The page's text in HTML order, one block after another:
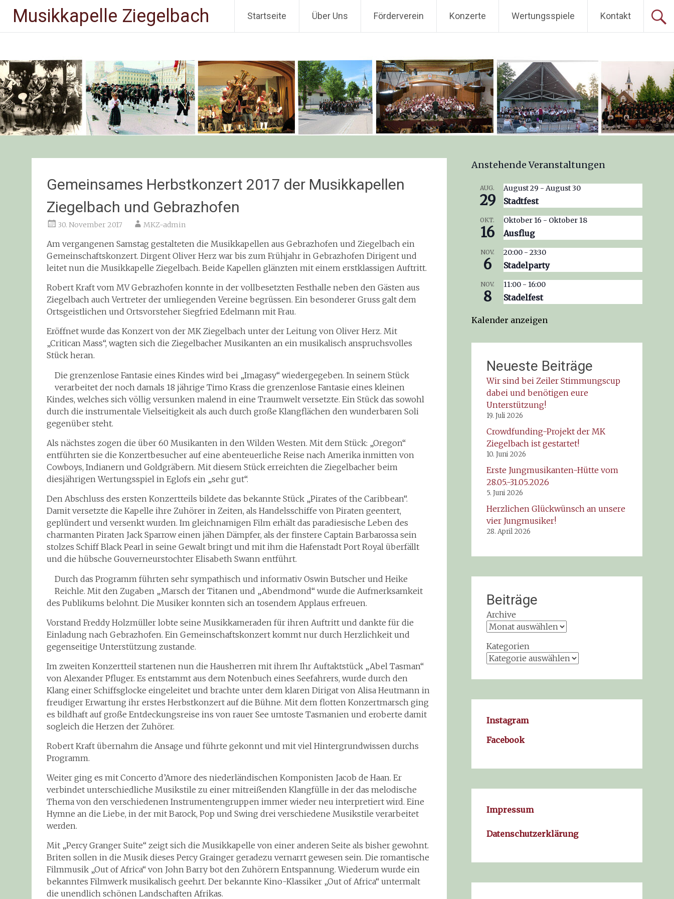
Musikkapelle Ziegelbach Startseite Über Uns Förderverein Konzerte Wertungsspiele Kontakt
Gemeinsames Herbstkonzert 2017 der Musikkapellen
Ziegelbach und Gebrazhofen
30. November 2017 MKZ-admin
Am vergangenen Samstag gestalteten die Musikkapellen aus Gebrazhofen und Ziegelbach ein
Gemeinschaftskonzert. Dirgent Oliver Herz war bis zum Frühjahr in Gebrazhofen Dirigent und
leitet nun die Musikkapelle Ziegelbach. Beide Kapellen glänzten mit einem erstklassigen Auftritt.
Robert Kraft vom MV Gebrazhofen konnte in der vollbesetzten Festhalle neben den Gästen aus
Ziegelbach auch Vertreter der umliegenden Vereine begrüssen. Ein besonderer Gruss galt dem
Ortsgeistlichen und Ortsvorsteher Siegfried Edelmann mit Frau.
Eröffnet wurde das Konzert von der MK Ziegelbach unter der Leitung von Oliver Herz. Mit
„Critican Mass“, wagten sich die Ziegelbacher Musikanten an ein musikalisch anspruchsvolles
Stück heran.
Die grenzenlose Fantasie eines Kindes wird bei „Imagasy“ wiedergegeben. In seinem Stück
verarbeitet der noch damals 18 jährige Timo Krass die grenzenlose Fantasie eines kleinen
Kindes, welches sich völlig versunken malend in eine Traumwelt versetzte. Ein Stück das sowohl
durch die instrumentale Vielseitigkeit als auch durch große Klangflächen den wunderbaren Soli
gegenüber steht.
Als nächstes zogen die über 60 Musikanten in den Wilden Westen. Mit dem Stück: „Oregon“
entführten sie die Konzertbesucher auf eine abenteuerliche Reise nach Amerika inmitten von
Cowboys, Indianern und Goldgräbern. Mit diesem Stück erreichten die Ziegelbacher beim
diesjährigen Wertungsspiel in Eglofs ein „sehr gut“.
Den Abschluss des ersten Konzertteils bildete das bekannte Stück „Pirates of the Caribbean“.
Damit versetzte die Kapelle ihre Zuhörer in Zeiten, als Handelsschiffe von Piraten geentert,
geplündert und versenkt wurden. Im gleichnamigen Film erhält das paradiesische Leben des
charmanten Piraten Jack Sparrow einen jähen Dämpfer, als der finstere Captain Barbarossa sein
stolzes Schiff Black Pearl in seine Gewalt bringt und mit ihm die Hafenstadt Port Royal überfällt
und die hübsche Gouverneurstochter Elisabeth Swann entführt.
Durch das Programm führten sehr sympathisch und informativ Oswin Butscher und Heike
Reichle. Mit den Zugaben „Marsch der Titanen und „Abendmond“ wurde die Aufmerksamkeit
des Publikums belohnt. Die Musiker konnten sich an tosendem Applaus erfreuen.
Vorstand Freddy Holzmüller lobte seine Musikkameraden für ihren Auftritt und dankte für die
Einladung nach Gebrazhofen. Ein Gemeinschaftskonzert kommt nur durch Herzlichkeit und
gegenseitige Unterstützung zustande.
Im zweiten Konzertteil startenen nun die Hausherren mit ihrem Ihr Auftaktstück „Abel Tasman“
von Alexander Pfluger. Es entstammt aus dem Notenbuch eines Seefahrers, wurde durch den
Klang einer Schiffsglocke eingeleitet und brachte unter dem klaren Dirigat von Alisa Heutmann in
freudiger Erwartung ihr erstes Herbstkonzert auf die Bühne. Mit dem flotten Konzertmarsch ging
es bildhaft auf große Entdeckungsreise ins von rauer See umtoste Tasmanien und eroberte damit
sogleich die Herzen der Zuhörer.
Robert Kraft übernahm die Ansage und führte gekonnt und mit viel Hintergrundwissen durchs
Programm.
Weiter ging es mit Concerto d’Amore des niederländischen Komponisten Jacob de Haan. Er
verbindet unterschiedliche Musikstile zu einer mitreißenden Klangfülle in der das melodische
Thema von den verschiedenen Instrumentengruppen immer wieder neu interpretiert wird. Eine
Hymne an die Liebe, in der mit Barock, Pop und Swing drei verschiedene Musikstile verarbeitet
werden.
Mit „Percy Granger Suite“ zeigt sich die Musikkapelle von einer anderen Seite als bisher gewohnt.
Briten sollen in die Musik dieses Percy Grainger geradezu vernarrt gewesen sein. Die romantische
Filmmusik „Out of Africa“ von John Barry bot den Zuhörern Entspannung. Wiederum wurde ein
bekanntes Filmwerk musikalisch geehrt. Der bekannte Kino-Klassiker „Out of Africa“ untermalt
die unendlich schönen Landschaften Afrikas.
Anstehende Veranstaltungen
AUG.
29
August 29 - August 30
Stadtfest
OKT.
16
Oktober 16 - Oktober 18
Ausflug
NOV.
6
20:00- 23:30
Stadelparty
NOV.
8
11:00- 16:00
Stadelfest
Kalender anzeigen
Neueste Beiträge
Wir sind bei Zeiler Stimmungscup
dabei und benötigen eure
Unterstützung!
19. Juli 2026
Crowdfunding-Projekt der MK
Ziegelbach ist gestartet!
10. Juni 2026
Erste Jungmusikanten-Hütte vom
28.05.-31.05.2026
5. Juni 2026
Herzlichen Glückwünsch an unsere
vier Jungmusiker!
28. April 2026
Beiträge
Archive
Kategorien
Instagram
Facebook
Impressum
Datenschutzerklärung